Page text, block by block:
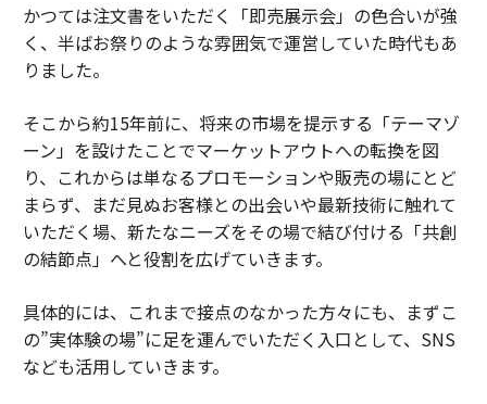
かつては注文書をいただく「即売展示会」の色合いが強
く、半ばお祭りのような雰囲気で運営していた時代もあ
りました。
そこから約15年前に、将来の市場を提示する「テーマゾ
ーン」を設けたことでマーケットアウトへの転換を図
り、これからは単なるプロモーションや販売の場にとど
まらず、まだ見ぬお客様との出会いや最新技術に触れて
いただく場、新たなニーズをその場で結び付ける「共創
の結節点」へと役割を広げていきます。
具体的には、これまで接点のなかった方々にも、まずこ
の”実体験の場”に足を運んでいただく入口として、SNS
なども活用していきます。